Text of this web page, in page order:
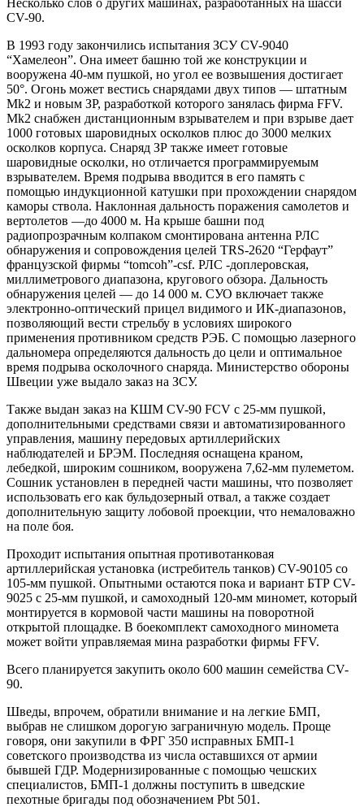
CV-90.
В 1993 году закончились испытания ЗСУ CV-9040
“Хамелеон”. Она имеет башню той же конструкции и
вооружена 40-мм пушкой, но угол ее возвышения достигает
50°. Огонь может вестись снарядами двух типов — штатным
Mk2 и новым ЗР, разработкой которого занялась фирма FFV.
Mk2 снабжен дистанционным взрывателем и при взрыве дает
1000 готовых шаровидных осколков плюс до 3000 мелких
осколков корпуса. Снаряд ЗР также имеет готовые
шаровидные осколки, но отличается программируемым
взрывателем. Время подрыва вводится в его память с
помощью индукционной катушки при прохождении снарядом
каморы ствола. Наклонная дальность поражения самолетов и
вертолетов —до 4000 м. На крыше башни под
радиопрозрачным колпаком смонтирована антенна РЛС
обнаружения и сопровождения целей TRS-2620 “Герфаут”
французской фирмы “tomcoh”-csf. РЛС -доплеровская,
миллиметрового диапазона, кругового обзора. Дальность
обнаружения целей — до 14 000 м. СУО включает также
электронно-оптический прицел видимого и ИК-диапазонов,
позволяющий вести стрельбу в условиях широкого
применения противником средств РЭБ. С помощью лазерного
дальномера определяются дальность до цели и оптимальное
время подрыва осколочного снаряда. Министерство обороны
Швеции уже выдало заказ на ЗСУ.
Также выдан заказ на КШМ CV-90 FCV с 25-мм пушкой,
дополнительными средствами связи и автоматизированного
управления, машину передовых артиллерийских
наблюдателей и БРЭМ. Последняя оснащена краном,
лебедкой, широким сошником, вооружена 7,62-мм пулеметом.
Сошник установлен в передней части машины, что позволяет
использовать его как бульдозерный отвал, а также создает
дополнительную защиту лобовой проекции, что немаловажно
на поле боя.
Проходит испытания опытная противотанковая
артиллерийская установка (истребитель танков) CV-90105 со
105-мм пушкой. Опытными остаются пока и вариант БТР CV-
9025 с 25-мм пушкой, и самоходный 120-мм миномет, который
монтируется в кормовой части машины на поворотной
открытой площадке. В боекомплект самоходного миномета
может войти управляемая мина разработки фирмы FFV.
Всего планируется закупить около 600 машин семейства CV-
90.
Шведы, впрочем, обратили внимание и на легкие БМП,
выбрав не слишком дорогую заграничную модель. Проще
говоря, они закупили в ФРГ 350 исправных БМП-1
советского производства из числа оставшихся от армии
бывшей ГДР. Модернизированные с помощью чешских
специалистов, БМП-1 должны поступить в шведские
пехотные бригады под обозначением Pbt 501.